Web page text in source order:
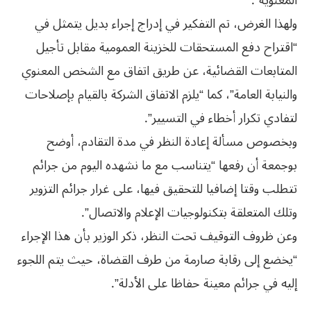
ولهذا الغرض، تم التفكير في إدراج إجراء بديل يتمثل في
“اقتراح دفع المستحقات للخزينة العمومية مقابل تأجيل
المتابعات القضائية، عن طريق اتفاق مع الشخص المعنوي
والنيابة العامة”، كما “يلزم الاتفاق الشركة بالقيام بإصلاحات
لتفادي تكرار أخطاء في التسيير”.
وبخصوص مسألة إعادة النظر في مدة التقادم، أوضح
بوجمعة أن رفعها “يتناسب مع ما نشهده اليوم من جرائم
تتطلب وقتا إضافيا للتحقيق فيها، على غرار جرائم التزوير
وتلك المتعلقة بتكنولوجيات الإعلام والاتصال”.
وعن ظروف التوقيف تحت النظر، ذكر الوزير بأن هذا الإجراء
“يخضع إلى رقابة صارمة من طرف القضاة، حيث يتم اللجوء
إليه في جرائم معينة حفاظا على الأدلة”.